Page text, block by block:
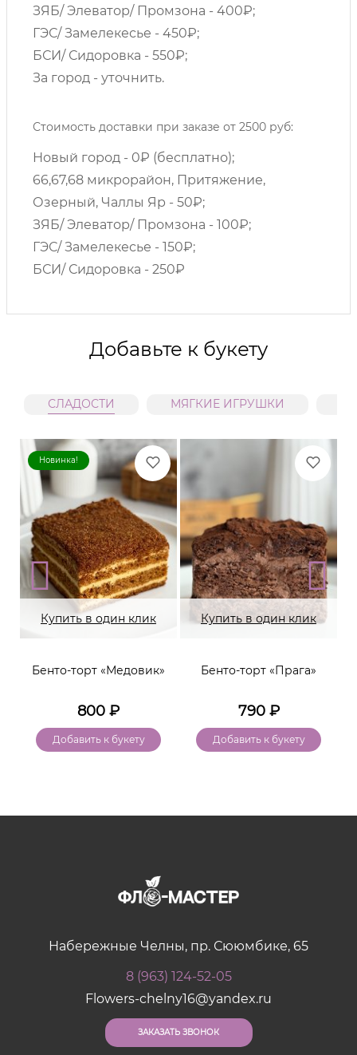
ЗЯБ/ Элеватор/ Промзона - 400₽;
ГЭС/ Замелекесье - 450₽;
БСИ/ Сидоровка - 550₽;
За город - уточнить.
Стоимость доставки при заказе от 2500 руб:
Новый город - 0₽ (бесплатно);
66,67,68 микрорайон, Притяжение,
Озерный, Чаллы Яр - 50₽;
ЗЯБ/ Элеватор/ Промзона - 100₽;
ГЭС/ Замелекесье - 150₽;
БСИ/ Сидоровка - 250₽
Добавьте к букету
СЛАДОСТИ МЯГКИЕ ИГРУШКИ
Новинка!
Купить в один клик
Бенто-торт «Медовик»
800 ₽
Добавить к букету
Купить в один клик
Бенто-торт «Прага»
790₽
Добавить к букету
Набережные Челны, пр. Сююмбике, 65
8 (963) 124-52-05
Flowers-chelny16@yandex.ru
ЗАКАЗАТЬ ЗВОНОК